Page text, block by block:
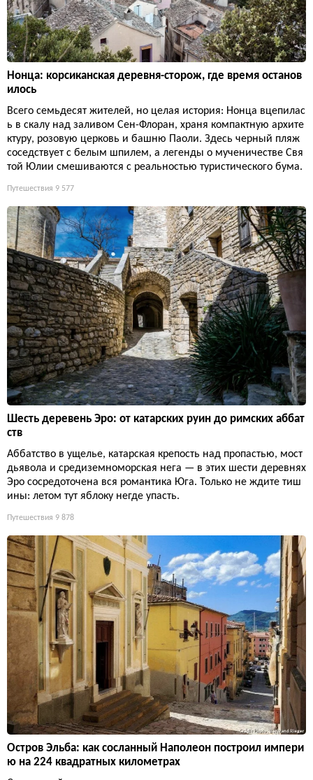
Нонца: корсиканская деревня-сторож, где время останов
илось
Всего семьдесят жителей, но целая история: Нонца вцепилас
ь в скалу над заливом Сен-Флоран, храня компактную архите
ктуру, розовую церковь и башню Паоли. Здесь черный пляж
соседствует с белым шпилем, а легенды о мученичестве Свя
той Юлии смешиваются с реальностью туристического бума.
Путешествия 9 577
Шесть деревень Эро: от катарских руин до римских аббат
ств
Аббатство в ущелье, катарская крепость над пропастью, мост
дьявола и средиземноморская нега — в этих шести деревнях
Эро сосредоточена вся романтика Юга. Только не ждите тиш
ины: летом тут яблоку негде упасть.
Путешествия 9 878
Остров Эльба: как сосланный Наполеон построил импери
ю на 224 квадратных километрах